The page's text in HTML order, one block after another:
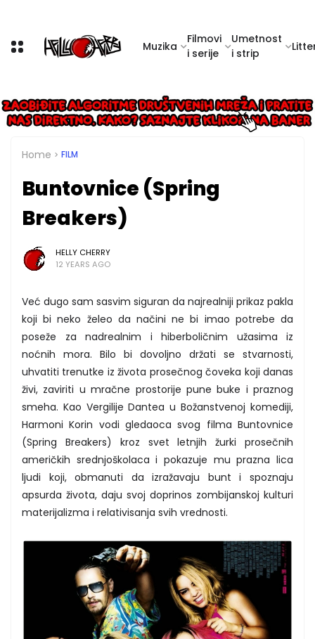
Muzika
Filmovi
i serije
Umetnost
i strip
Home FILM
Buntovnice (Spring
Breakers)
HELLY CHERRY
12 YEARS AGO
Već dugo sam sasvim siguran da najrealniji prikaz pakla
koji bi neko želeo da načini ne bi imao potrebe da
poseže za nadrealnim i hiberboličnim užasima iz
noćnih mora. Bilo bi dovoljno držati se stvarnosti,
uhvatiti trenutke iz života prosečnog čoveka koji danas
živi, zaviriti u mračne prostorije pune buke i praznog
smeha. Kao Vergilije Dantea u Božanstvenoj komediji,
Harmoni Korin vodi gledaoca svog filma Buntovnice
(Spring Breakers) kroz svet letnjih žurki prosečnih
američkih srednjoškolaca i pokazuje mu prazna lica
ljudi koji, obmanuti da izražavaju bunt i spoznaju
apsurda života, daju svoj doprinos zombijanskoj kulturi
materijalizma i relativisanja svih vrednosti.